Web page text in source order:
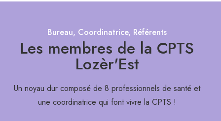
Bureau, Coordinatrice, Référents
Les membres de la CPTS
Lozèr'Est
Un noyau dur composé de 8 professionnels de santé et
une coordinatrice qui font vivre la CPTS !